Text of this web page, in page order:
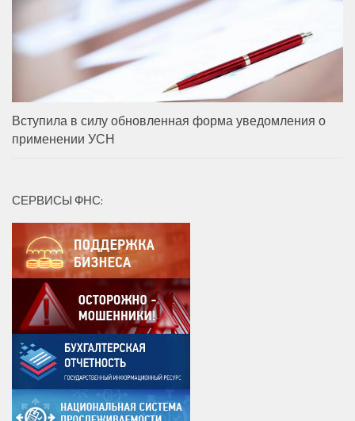
Вступила в силу обновленная форма уведомления о
применении УСН
СЕРВИСЫ ФНС: